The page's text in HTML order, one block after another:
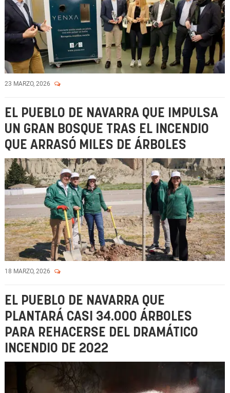
23 MARZO, 2026
EL PUEBLO DE NAVARRA QUE IMPULSA
UN GRAN BOSQUE TRAS EL INCENDIO
QUE ARRASÓ MILES DE ÁRBOLES
18 MARZO, 2026
EL PUEBLO DE NAVARRA QUE
PLANTARÁ CASI 34.000 ÁRBOLES
PARA REHACERSE DEL DRAMÁTICO
INCENDIO DE 2022